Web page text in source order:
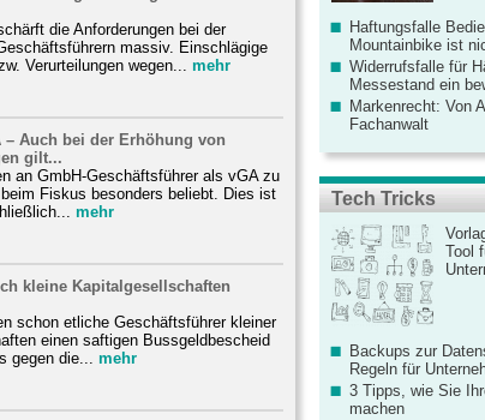
die Anforderungen bei der
massiv. Einschlägige
Verurteilungen wegen...
mehr
– Auch bei der Erhöhung von
gilt...
an GmbH-Geschäftsführer als vGA zu
Fiskus besonders beliebt. Dies ist
mehr
kleine Kapitalgesellschaften
schon etliche Geschäftsführer kleiner
einen saftigen Bussgeldbescheid
gegen die...
mehr
Haftungsfalle
Mountainbike ist
Widerrufsfalle für
Messestand ein
Markenrecht: Von
Fachanwalt
Tech Tricks
Tool
Backups zur
Regeln für
3 Tipps, wie Sie
machen